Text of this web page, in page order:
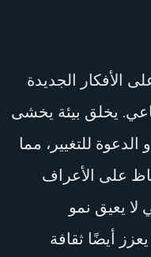
الأفكار الجديدة
يخلق بيئة يخشى
الدعوة للتغيير، مما
على الأعراف
لا يعيق نمو
أيضًا ثقافة